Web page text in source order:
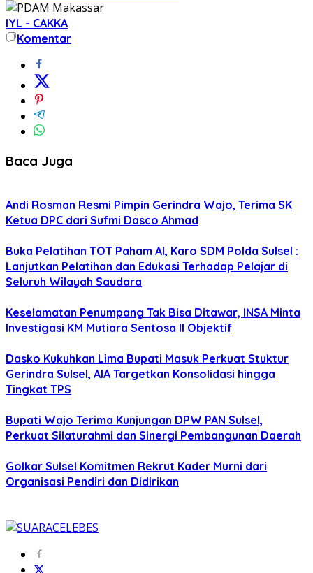
IYL - CAKKA
Komentar
Baca Juga
Andi Rosman Resmi Pimpin Gerindra Wajo, Terima SK
Ketua DPC dari Sufmi Dasco Ahmad
Buka Pelatihan TOT Paham AI, Karo SDM Polda Sulsel :
Lanjutkan Pelatihan dan Edukasi Terhadap Pelajar di
Seluruh Wilayah Saudara
Keselamatan Penumpang Tak Bisa Ditawar, INSA Minta
Investigasi KM Mutiara Sentosa II Objektif
Dasko Kukuhkan Lima Bupati Masuk Perkuat Stuktur
Gerindra Sulsel, AIA Targetkan Konsolidasi hingga
Tingkat TPS
Bupati Wajo Terima Kunjungan DPW PAN Sulsel,
Perkuat Silaturahmi dan Sinergi Pembangunan Daerah
Golkar Sulsel Komitmen Rekrut Kader Murni dari
Organisasi Pendiri dan Didirikan